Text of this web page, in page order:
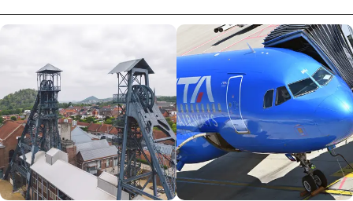
Adige
Basilicata
Calabria
Campania
Emilia-
Romagna
Friuli